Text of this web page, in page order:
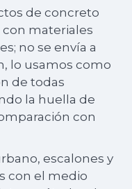
de concreto
con materiales
no se envía a
lo usamos como
de todas
la huella de
con
escalones y
con el medio